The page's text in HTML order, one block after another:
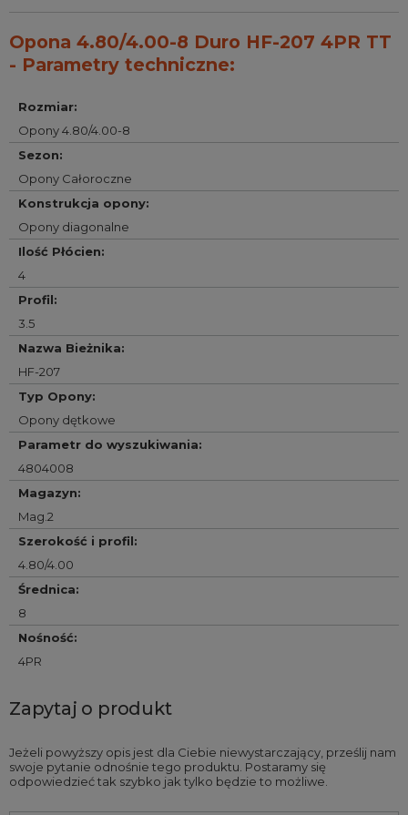
Opona 4.80/4.00-8 Duro HF-207 4PR TT
- Parametry techniczne:
Rozmiar:
Opony 4.80/4.00-8
Sezon:
Opony Całoroczne
Konstrukcja opony:
Opony diagonalne
Ilość Płócien:
4
Profil:
3.5
Nazwa Bieżnika:
HF-207
Typ Opony:
Opony dętkowe
Parametr do wyszukiwania:
4804008
Magazyn:
Mag.2
Szerokość i profil:
4.80/4.00
Średnica:
8
Nośność:
4PR
Zapytaj o produkt
Jeżeli powyższy opis jest dla Ciebie niewystarczający, prześlij nam
swoje pytanie odnośnie tego produktu. Postaramy się
odpowiedzieć tak szybko jak tylko będzie to możliwe.